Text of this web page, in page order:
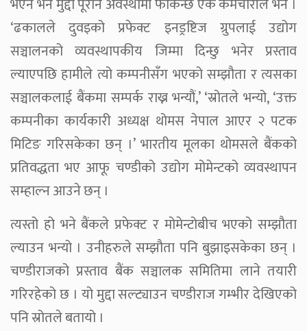
भएन भने मुद्दा पूरानै अवस्थामा फर्किन्छ एक कर्मचारीले भने ।
‘ढकालले दुवइको प्रफेक्ट इनड्रष्टिज ग्रुपलाई उद्योग
सञ्चालनको व्यवस्थापकीय जिम्मा दिन्छु भनेर प्रस्ताव
ल्याएपछि हामीले त्यो कम्पनीसँग भएको सम्झौता र त्यसका
सञ्चालकलाई बैंकमा सम्पर्क राख्न भन्यौं,’ ‘स्रोतले भन्यो, ‘उक्त
कम्पनीका कार्यकारी अध्यक्ष थोमस नेपाल आएर २ पटक
मिटिङ गरिसकेका छन् ।’ भारतीय मूलका थोमसले बैंकको
प्रतिवद्धता भए आफू चण्डीको उद्योग मोमेन्टको व्यवस्थापन
सम्हाल्न आउने छन् ।
त्यस्तो हो भने बैंकले प्रफेक्ट र मोमेन्टोबीच भएको सम्झौता
ल्याउन भन्यो । उनीहरुले सम्झौता पनि बुझाइसकेका छन् ।
चण्डीराजको प्रस्ताव बैंक सञ्चालक समितिमा लाने तयारी
गरिरहेको छ । यो मुद्दा सल्ट्याउन चण्डीराज गम्भीर देखिएको
पनि स्रोतले बतायो ।